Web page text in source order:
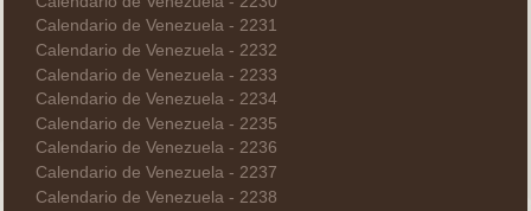
Calendario de Venezuela - 2231
Calendario de Venezuela - 2232
Calendario de Venezuela - 2233
Calendario de Venezuela - 2234
Calendario de Venezuela - 2235
Calendario de Venezuela - 2236
Calendario de Venezuela - 2237
Calendario de Venezuela - 2238